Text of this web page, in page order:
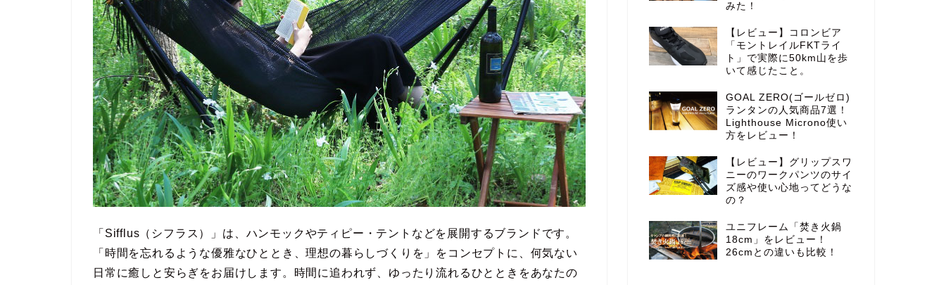
「Sifflus（シフラス）」は、ハンモックやティピー・テントなどを展開するブランドです。
「時間を忘れるような優雅なひととき、理想の暮らしづくりを」をコンセプトに、何気ない
日常に癒しと安らぎをお届けします。時間に追われず、ゆったり流れるひとときをあなたの
みた！
【レビュー】コロンビア
「モントレイルFKTライ
ト」で実際に50km山を歩
いて感じたこと。
GOAL ZERO(ゴールゼロ)
ランタンの人気商品7選！
Lighthouse Microno使い
方をレビュー！
【レビュー】グリップスワ
ニーのワークパンツのサイ
ズ感や使い心地ってどうな
の？
ユニフレーム「焚き火鍋
18cm」をレビュー！
26cmとの違いも比較！